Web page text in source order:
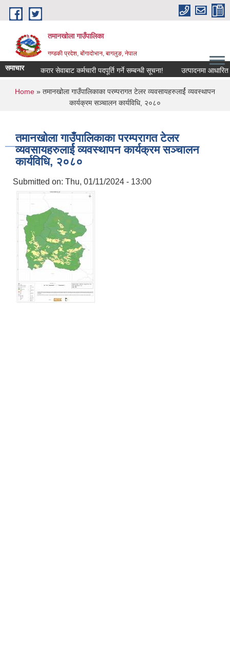
Skip to main content
तमानखोला गाउँपालिका
गण्डकी प्रदेश, बोंगादोभान, बागलुङ, नेपाल
समाचार करार सेवाबाट कर्मचारी पदपूर्ति गर्ने सम्बन्धी सूचना! उत्पादनमा आधारित
You are here
Home » तमानखोला गाउँपालिकाका परम्परागत टेलर व्यवसायहरुलार्ई व्यवस्थापन
कार्यक्रम सञ्चालन कार्यविधि, २०८०
तमानखोला गाउँपालिकाका परम्परागत टेलर
व्यवसायहरुलार्ई व्यवस्थापन कार्यक्रम सञ्चालन
कार्यविधि, २०८०
Submitted on: Thu, 01/11/2024 - 13:00